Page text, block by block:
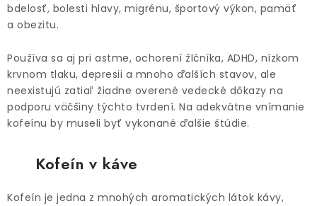
bdelosť, bolesti hlavy, migrénu, športový výkon, pamäť
a obezitu.
Používa sa aj pri astme, ochorení žlčníka, ADHD, nízkom
krvnom tlaku, depresii a mnoho ďalších stavov, ale
neexistujú zatiaľ žiadne overené vedecké dôkazy na
podporu väčšiny týchto tvrdení. Na adekvátne vnímanie
kofeínu by museli byť vykonané ďalšie štúdie.
Kofeín v káve
Kofeín je jedna z mnohých aromatických látok kávy,